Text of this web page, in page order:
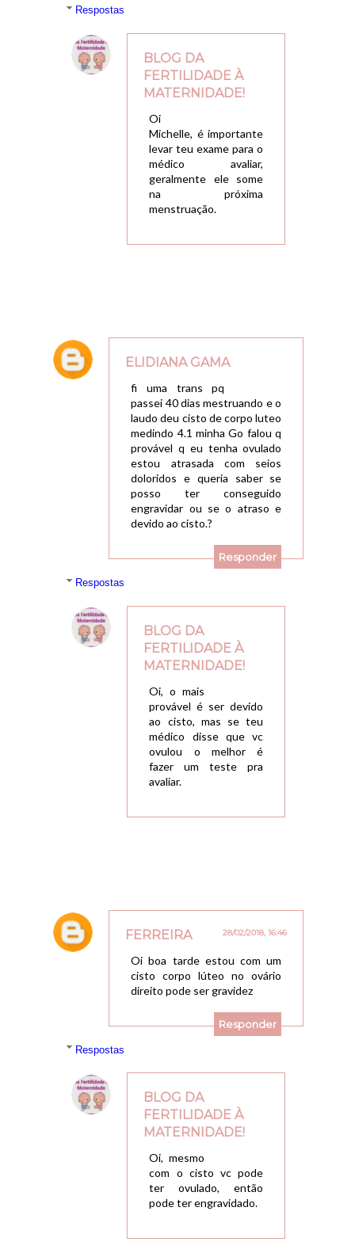
Respostas
BLOG DA
FERTILIDADE À
MATERNIDADE!
Oi
Michelle, é importante
levar teu exame para o
médico avaliar,
geralmente ele some
na próxima
menstruação.
ELIDIANA GAMA
fi uma trans pq
passei 40 dias mestruando e o
laudo deu cisto de corpo luteo
medindo 4.1 minha Go falou q
provável q eu tenha ovulado
estou atrasada com seios
doloridos e queria saber se
posso ter conseguido
engravidar ou se o atraso e
devido ao cisto.?
Responder
Respostas
BLOG DA
FERTILIDADE À
MATERNIDADE!
Oi, o mais
provável é ser devido
ao cisto, mas se teu
médico disse que vc
ovulou o melhor é
fazer um teste pra
avaliar.
FERREIRA 28/02/2018, 16:46
Oi boa tarde estou com um
cisto corpo lúteo no ovário
direito pode ser gravidez
Responder
Respostas
BLOG DA
FERTILIDADE À
MATERNIDADE!
Oi, mesmo
com o cisto vc pode
ter ovulado, então
pode ter engravidado.